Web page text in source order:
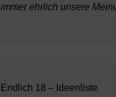
immer ehrlich unsere
Endlich 18 – Ideenliste